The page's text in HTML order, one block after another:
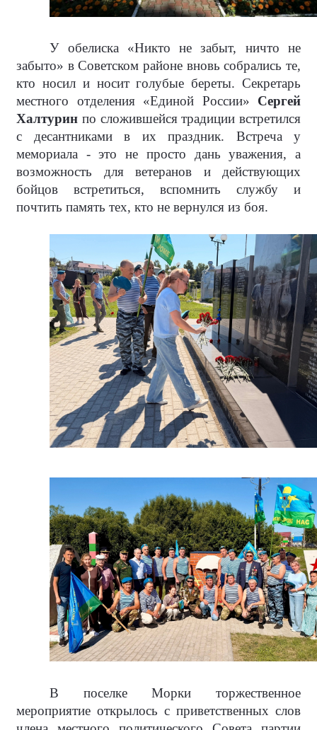
У обелиска «Никто не забыт, ничто не
забыто» в Советском районе вновь собрались те,
кто носил и носит голубые береты. Секретарь
местного отделения «Единой России» Сергей
Халтурин по сложившейся традиции встретился
с десантниками в их праздник. Встреча у
мемориала - это не просто дань уважения, а
возможность для ветеранов и действующих
бойцов встретиться, вспомнить службу и
почтить память тех, кто не вернулся из боя.
В поселке Морки торжественное
мероприятие открылось с приветственных слов